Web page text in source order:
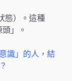
態）。這種
」。
識」的人，結